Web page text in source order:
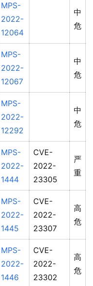
MPS-
2022-
12064
中
危
MPS-
2022-
12067
中
危
MPS-
2022-
12292
中
危
MPS-
2022-
1444
CVE-
2022-
23305
严
重
MPS-
2022-
1445
CVE-
2022-
23307
高
危
MPS-
2022-
1446
CVE-
2022-
23302
高
危